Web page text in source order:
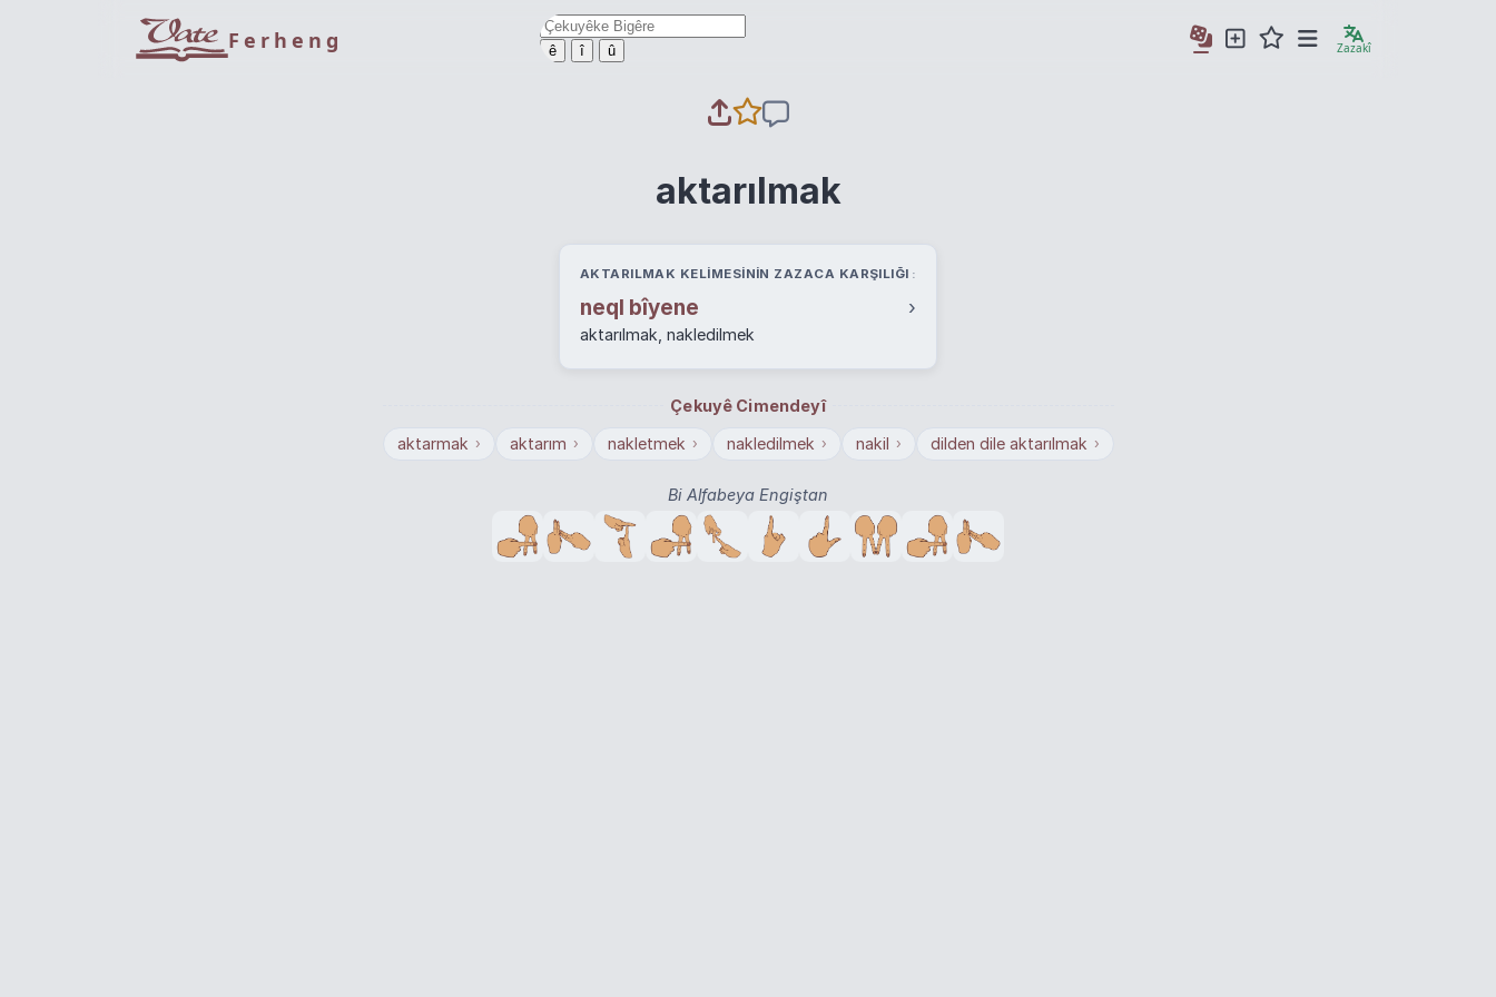
Ferheng ê î û Zazakî
aktarılmak
AKTARILMAK KELIMESININ ZAZACA KARŞILIĞI
neql bîyene ›
aktarılmak, nakledilmek
Çekuyê Cimendeyî
aktarmak › aktarım › nakletmek › nakledilmek › nakil › dilden dile aktarılmak ›
Bi Alfabeya Engiştan